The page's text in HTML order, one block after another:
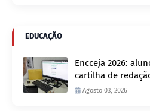
EDUCAÇÃO
Encceja 2026:
cartilha de
Agosto 03, 2026